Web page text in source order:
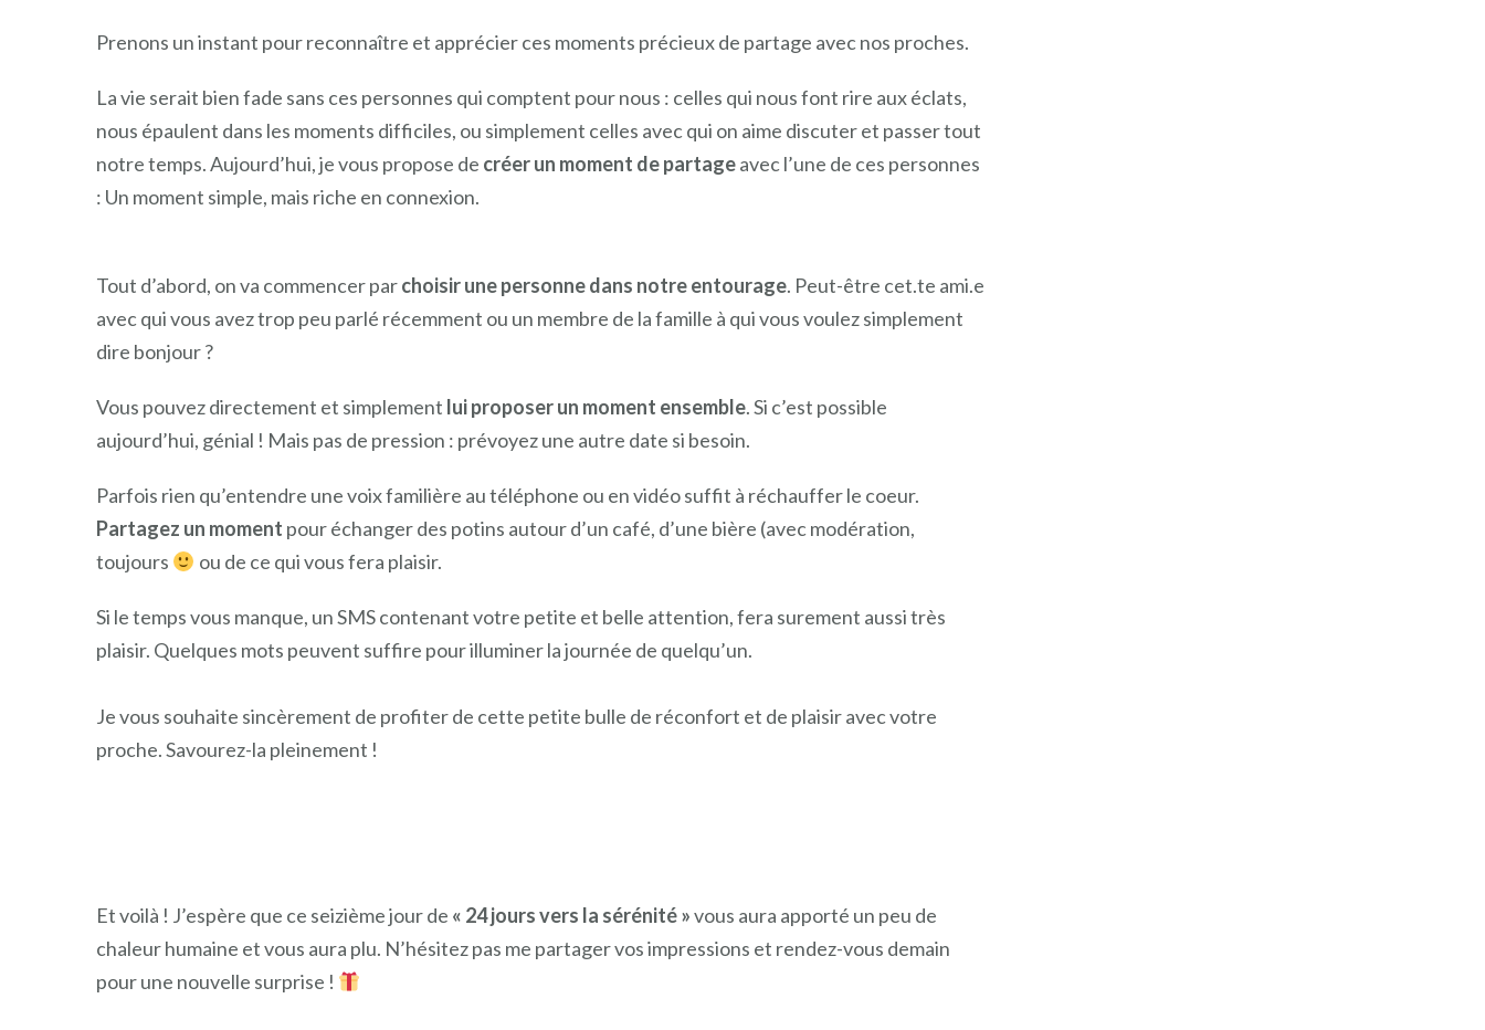
Prenons un instant pour reconnaître et apprécier ces moments précieux de partage avec nos proches.
La vie serait bien fade sans ces personnes qui comptent pour nous : celles qui nous font rire aux éclats,
nous épaulent dans les moments difficiles, ou simplement celles avec qui on aime discuter et passer tout
notre temps. Aujourd’hui, je vous propose de créer un moment de partageavec l’une de ces personnes
: Un moment simple, mais riche en connexion.
Tout d’abord, on va commencer parchoisir une personne dans notre entourage. Peut-être cet.te ami.e
avec qui vous avez trop peu parlé récemment ou un membre de la famille à qui vous voulez simplement
dire bonjour ?
Vous pouvez directement et simplement lui proposer un moment ensemble. Si c’est possible
aujourd’hui, génial ! Mais pas de pression : prévoyez une autre date si besoin.
Parfois rien qu’entendre une voix familière au téléphone ou en vidéo suffit à réchauffer le coeur.
Partagez un moment pour échanger des potins autour d’un café, d’une bière (avec modération,
toujours
ou de ce qui vous fera plaisir.
Si le temps vous manque, un SMS contenant votre petite et belle attention, fera surement aussi très
plaisir. Quelques mots peuvent suffire pour illuminer la journée de quelqu’un.
Je vous souhaite sincèrement de profiter de cette petite bulle de réconfort et de plaisir avec votre
proche. Savourez-la pleinement !
Et voilà ! J’espère que ce seizième jour de « 24 jours vers la sérénité »vous aura apporté un peu de
chaleur humaine et vous aura plu. N’hésitez pas me partager vos impressions et rendez-vous demain
pour une nouvelle surprise !